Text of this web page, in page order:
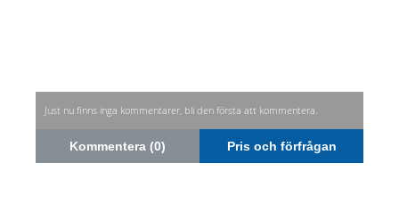
Just nu finns inga kommentarer, bli den första att kommentera.
Kommentera (0) Pris och förfrågan